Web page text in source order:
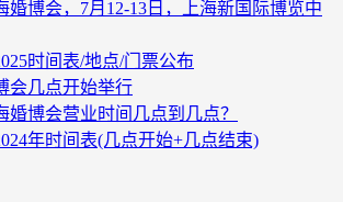
婚博会，7月12-13日，上海新国际博览中
时间表/地点/门票公布
会几点开始举行
婚博会营业时间几点到几点？
年时间表(几点开始+几点结束)